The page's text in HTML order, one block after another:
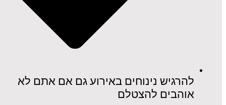
להרגיש נינוחים באירוע גם אם אתם לא
אוהבים להצטלם